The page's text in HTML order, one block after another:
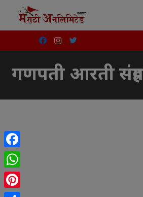
गणपती आरती संग्रह
Facebook
WhatsApp